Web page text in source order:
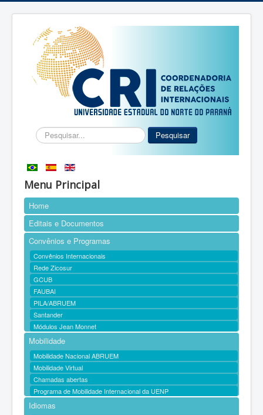
Pesquisar... Pesquisar
Menu Principal
Home
Editais e Documentos
Convênios e Programas
Convênios Internacionais
Rede Zicosur
GCUB
FAUBAI
PILA/ABRUEM
Santander
Módulos Jean Monnet
Mobilidade
Mobilidade Nacional ABRUEM
Mobilidade Virtual
Chamadas abertas
Programa de Mobilidade Internacional da UENP
Idiomas